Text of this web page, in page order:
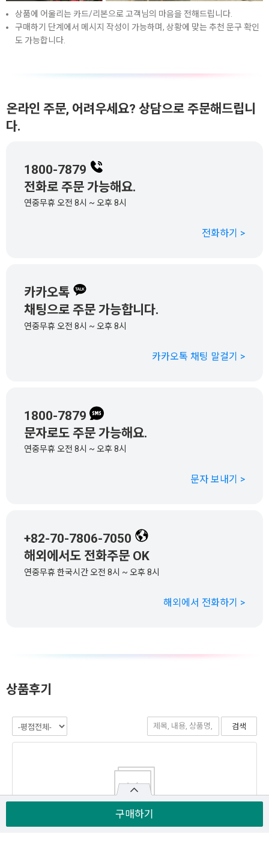
구매하기
상품에 어울리는 카드/리본으로 고객님의 마음을 전해드립니다.
구매하기 단계에서 메시지 작성이 가능하며, 상황에 맞는 추천 문구 확인
도 가능합니다.
온라인 주문, 어려우세요? 상담으로 주문해드립니
다.
1800-7879
전화로 주문 가능해요.
연중무휴 오전 8시 ~ 오후 8시
전화하기 >
카카오톡
채팅으로 주문 가능합니다.
연중무휴 오전 8시 ~ 오후 8시
카카오톡 채팅 말걸기 >
1800-7879
문자로도 주문 가능해요.
연중무휴 오전 8시 ~ 오후 8시
문자 보내기 >
+82-70-7806-7050
해외에서도 전화주문 OK
연중무휴 한국시간 오전 8시 ~ 오후 8시
해외에서 전화하기 >
상품후기